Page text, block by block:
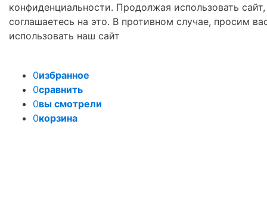
конфиденциальности. Продолжая использовать
соглашаетесь на это. В противном случае, просим
использовать наш сайт
0избранное
0сравнить
0вы смотрели
0корзина